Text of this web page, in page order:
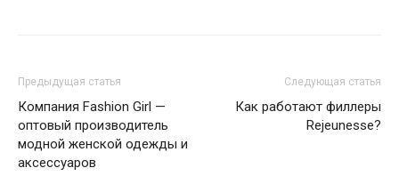
Предыдущая статья
Компания Fashion Girl —
оптовый производитель
модной женской одежды и
аксессуаров
Следующая статья
Как работают филлеры
Rejeunesse?